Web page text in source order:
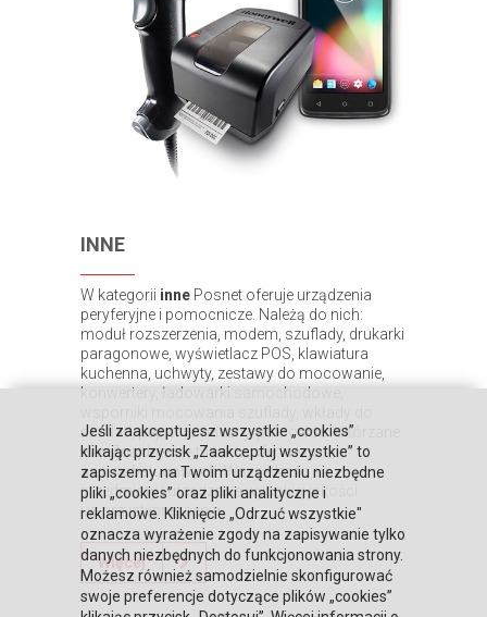
INNE
W kategorii inne Posnet oferuje urządzenia
peryferyjne i pomocnicze. Należą do nich:
moduł rozszerzenia, modem, szuflady, drukarki
paragonowe, wyświetlacz POS, klawiatura
kuchenna, uchwyty, zestawy do mocowanie,
konwertery, ładowarki samochodowe,
szuflad, papier termiczny, pokrowce i skórzane
etui. Znajduje się tu także oferta kas
samoobsługowych. Wszystko to są
przedmioty i urządzenia wysokiej jakości
i w przystępnej cenie.
Więcej
Jeśli zaakceptujesz wszystkie „cookies”
klikając przycisk „Zaakceptuj wszystkie” to
zapiszemy na Twoim urządzeniu niezbędne
pliki „cookies” oraz pliki analityczne i
reklamowe. Kliknięcie „Odrzuć wszystkie"
oznacza wyrażenie zgody na zapisywanie tylko
danych niezbędnych do funkcjonowania strony.
Możesz również samodzielnie skonfigurować
swoje preferencje dotyczące plików „cookies”